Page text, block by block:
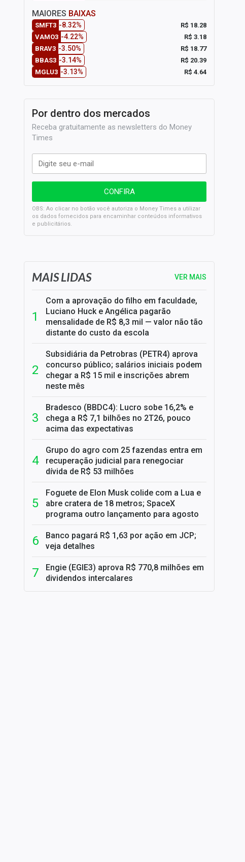
MAIORES BAIXAS
SMFT3 -8.32%
R$ 18.28
VAMO3 -4.22%
R$ 3.18
BRAV3 -3.50%
R$ 18.77
BBAS3 -3.14%
R$ 20.39
MGLU3 -3.13% R$ 4.64
Por dentro dos mercados
Receba gratuitamente as newsletters do Money
Times
OBS: Ao clicar no botão você autoriza o Money Times a utilizar
os dados fornecidos para encaminhar conteúdos informativos
e publicitários.
SELIC em 14%: A repercussão da decisão sobre os JUROS
MAIS LIDAS VER MAIS
Com a aprovação do filho em faculdade,
Luciano Huck e Angélica pagarão
mensalidade de R$ 8,3 mil — valor não tão
distante do custo da escola
Subsidiária da Petrobras (PETR4) aprova
concurso público; salários iniciais podem
chegar a R$ 15 mil e inscrições abrem
neste mês
Bradesco (BBDC4): Lucro sobe 16,2% e
chega a R$ 7,1 bilhões no 2T26, pouco
acima das expectativas
Grupo do agro com 25 fazendas entra em
recuperação judicial para renegociar
dívida de R$ 53 milhões
Foguete de Elon Musk colide com a Lua e
abre cratera de 18 metros; SpaceX
programa outro lançamento para agosto
Banco pagará R$ 1,63 por ação em JCP;
veja detalhes
Engie (EGIE3) aprova R$ 770,8 milhões em
dividendos intercalares